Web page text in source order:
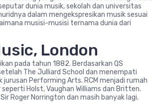
dunia musik, sekolah dan universitas
dalam mengekspresikan musik sesuai
musisi-musisi ternama dunia dari
London
pada tahun 1882. Berdasarkan QS
The Julliard School dan menempati
Performing Arts. RCM menjadi rumah
Holst, Vaughan Williams dan Britten.
Roger Norrington dan masih banyak lagi.